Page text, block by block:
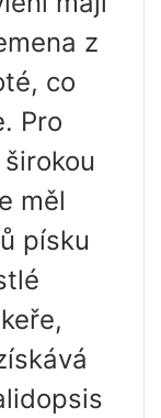
z
co
Pro
měl
písku